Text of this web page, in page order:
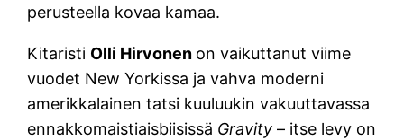
perusteella kovaa kamaa.
Kitaristi Olli Hirvonen on vaikuttanut viime
vuodet New Yorkissa ja vahva moderni
amerikkalainen tatsi kuuluukin vakuuttavassa
ennakkomaistiaisbiisissä Gravity – itse levy on